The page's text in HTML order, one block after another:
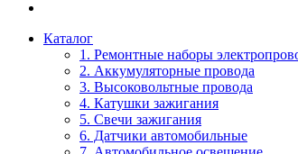
Каталог
1. Ремонтные наборы
2. Аккумуляторные провода
3. Высоковольтные провода
4. Катушки зажигания
5. Свечи зажигания
6. Датчики автомобильные